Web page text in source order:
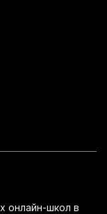
онлайн-школ в